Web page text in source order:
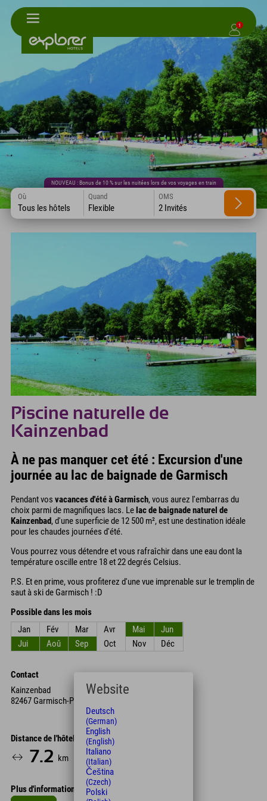
1
NOUVEAU : Bonus de 10 % sur les nuitées lors de vos voyages en train
Où
Tous les hôtels
Quand
Flexible
OMS
2 Invités
Piscine naturelle de
Kainzenbad
À ne pas manquer cet été : Excursion d'une
journée au lac de baignade de Garmisch
Pendant vos vacances d'été à Garmisch, vous aurez l'embarras du
choix parmi de magnifiques lacs. Lelac de baignade naturel de
Kainzenbad, d'une superficie de 12 500 m², est une destination idéale
pour les chaudes journées d'été.
Vous pourrez vous détendre et vous rafraîchir dans une eau dont la
température oscille entre 18 et 22 degrés Celsius.
P.S. Et en prime, vous profiterez d'une vue imprenable sur le tremplin de
saut à ski de Garmisch ! :D
Possible dans les mois
Jan
Fév Mar Avr Mai
Jun
Jui
Aoû Sep Oct Nov Déc
Contact
Kainzenbad
82467 Garmisch-Partenkirchen
Distance de l'hôtel
7.2 km 15
Plus d'informations
Website
Deutsch
(German)
English
(English)
Italiano
(Italian)
Čeština
(Czech)
Polski